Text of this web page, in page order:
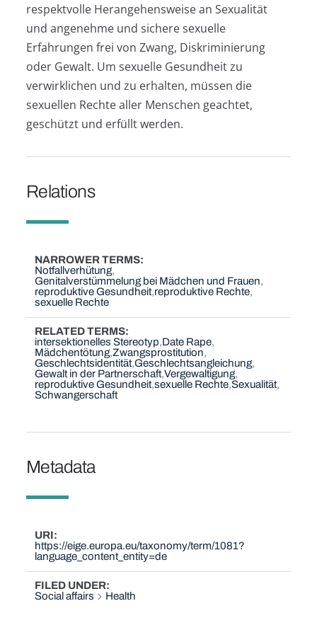
respektvolle Herangehensweise an Sexualität
und angenehme und sichere sexuelle
Erfahrungen frei von Zwang, Diskriminierung
oder Gewalt. Um sexuelle Gesundheit zu
verwirklichen und zu erhalten, müssen die
sexuellen Rechte aller Menschen geachtet,
geschützt und erfüllt werden.
Relations
NARROWER TERMS
Notfallverhütung
Genitalverstümmelung bei Mädchen und Frauen
reproduktive Gesundheit reproduktive Rechte
sexuelle Rechte
RELATED TERMS
intersektionelles Stereotyp Date Rape
Mädchentötung Zwangsprostitution
Geschlechtsidentität Geschlechtsangleichung
Gewalt in der Partnerschaft Vergewaltigung
reproduktive Gesundheit sexuelle Rechte Sexualität
Schwangerschaft
Metadata
URI
https://eige.europa.eu/taxonomy/term/1081?
language_content_entity=de
FILED UNDER
Social affairs
Health